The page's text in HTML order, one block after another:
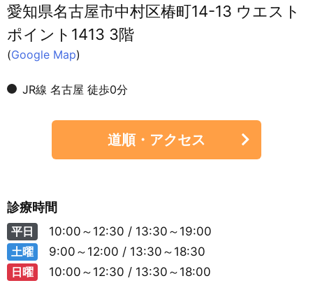
愛知県名古屋市中村区椿町14-13 ウエスト
ポイント1413 3階
(Google Map)
JR線 名古屋 徒歩0分
道順・アクセス
診療時間
平日
10:00～12:30 / 13:30～19:00
土曜
9:00～12:00 / 13:30～18:30
日曜
10:00～12:30 / 13:30～18:00